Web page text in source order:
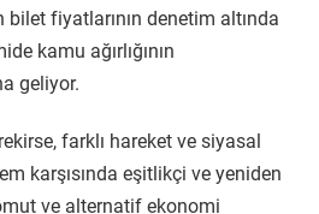
bilet fiyatlarının denetim altında
kamu ağırlığının
geliyor.
farklı hareket ve siyasal
karşısında eşitlikçi ve yeniden
ve alternatif ekonomi